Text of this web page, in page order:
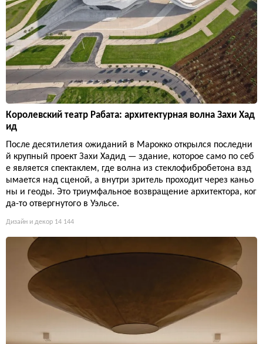
Королевский театр Рабата: архитектурная волна Захи Хад
ид
После десятилетия ожиданий в Марокко открылся последни
й крупный проект Захи Хадид — здание, которое само по себ
е является спектаклем, где волна из стеклофибробетона взд
ымается над сценой, а внутри зритель проходит через каньо
ны и геоды. Это триумфальное возвращение архитектора, ког
да-то отвергнутого в Уэльсе.
Дизайн и декор 14 144